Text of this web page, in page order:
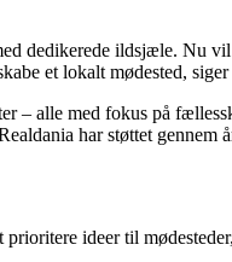
dedikerede ildsjæle. Nu
et lokalt mødested,
– alle med fokus på
har støttet gennem
ideer til